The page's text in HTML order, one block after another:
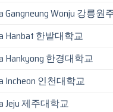
Gangneung Wonju 강릉원
Hanbat 한밭대학교
Hankyong 한경대학교
Incheon 인천대학교
Jeju 제주대학교